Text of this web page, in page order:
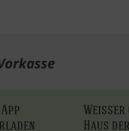
Weisser
Haus